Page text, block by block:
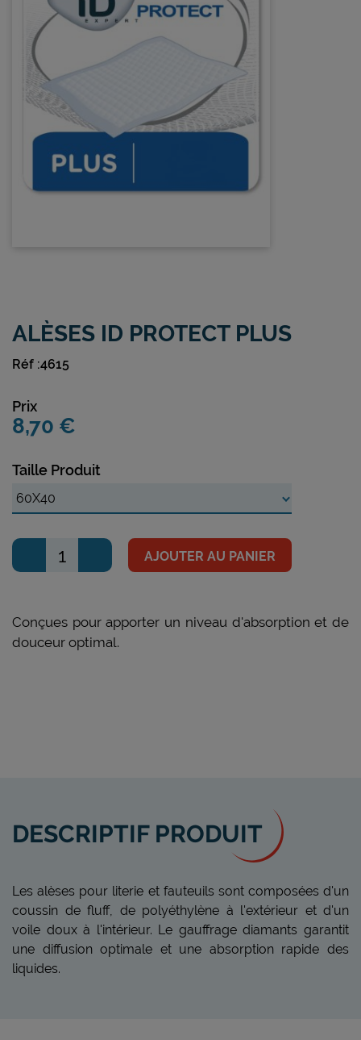
ALÈSES ID PROTECT PLUS
Réf :4615
Prix
8,70 €
Taille Produit
AJOUTER AU PANIER
Conçues pour apporter un niveau d'absorption et de
douceur optimal.
DESCRIPTIF PRODUIT
Les alèses pour literie et fauteuils sont composées d'un
coussin de fluff, de polyéthylène à l'extérieur et d'un
voile doux à l'intérieur. Le gauffrage diamants garantit
une diffusion optimale et une absorption rapide des
liquides.